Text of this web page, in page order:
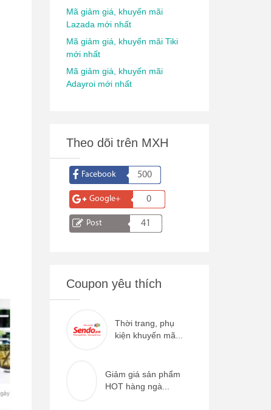
Mã giảm giá, khuyến mãi
Lazada mới nhất
Mã giảm giá, khuyến mãi Tiki
mới nhất
Mã giảm giá, khuyến mãi
Adayroi mới nhất
Theo dõi trên MXH
Facebook 500
Google+ 0
Post 41
Coupon yêu thích
Thời trang, phụ
kiện khuyến mã...
Giảm giá sản phẩm
HOT hàng ngà...